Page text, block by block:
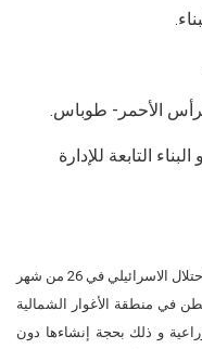
الأحمر- طوباس.
التابعة للإدارة
سلمت ما تسمى لجنة التنظيم و البناء التابعة للاحتلال الاسرائيلي في 26 من شهر
بدوية تقطن في منطقة الأغوار الشمالية
و ذلك بحجة إنشاءها دون